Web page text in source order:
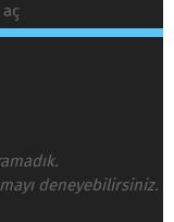
deneyebilirsiniz.